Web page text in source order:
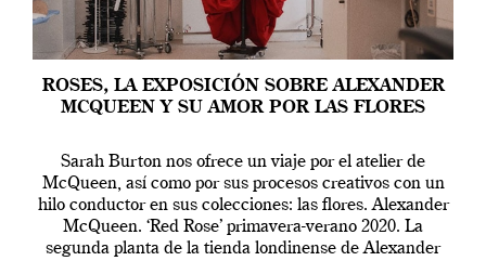
ROSES, LA EXPOSICIÓN SOBRE ALEXANDER
MCQUEEN Y SU AMOR POR LAS FLORES
Sarah Burton nos ofrece un viaje por el atelier de
McQueen, así como por sus procesos creativos con un
hilo conductor en sus colecciones: las flores. Alexander
McQueen. ‘Red Rose’ primavera-verano 2020. La
segunda planta de la tienda londinense de Alexander